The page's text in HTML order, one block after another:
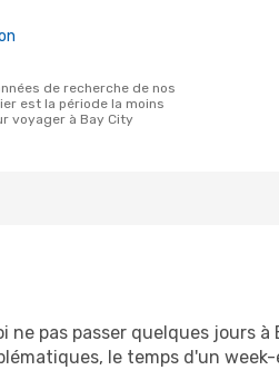
est la période la moins
voyager à Bay City
pas passer quelques jours
le temps d'un